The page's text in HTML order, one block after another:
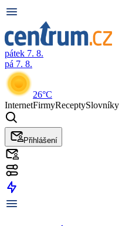
pátek 7. 8.
pá 7. 8.
26°C
InternetFirmyReceptySlovníky
Přihlášení